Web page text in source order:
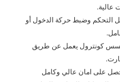
عالية.
التحكم وضبط حركة الدخول أو
كونترول يعمل عن طريق
على امان عالي وكامل